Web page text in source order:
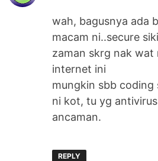
wah, bagusnya ada
macam ni..secure
zaman skrg nak wat
internet ini
mungkin sbb
ni kot, tu yg
ancaman.
REPLY